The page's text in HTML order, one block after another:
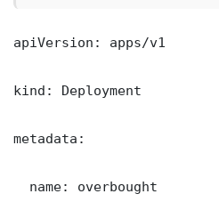
apiVersion: apps/v1
kind: Deployment
metadata:
  name: overbought